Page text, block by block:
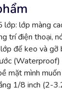
lớp: lớp màng
trí điện thoại,
đế keo và gỡ
mặt mình muốn
1/8 inch (2-